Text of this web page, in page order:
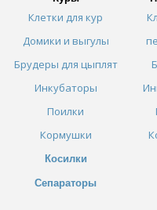
Клетки для кур
Домики и выгулы
Брудеры для цыплят
Инкубаторы
Поилки
Кормушки
Косилки
Сепараторы